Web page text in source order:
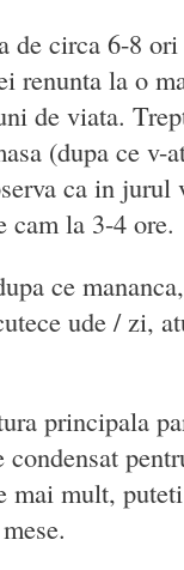
de circa 6-8
renunta la o
de viata.
(dupa ce v-
ca in jurul
cam la 3-4 ore.
ce
ude / zi,
principala
mai mult,